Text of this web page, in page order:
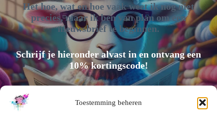
Toestemming beheren
Het hoe, wat en hoe vaak weet ik nog niet
precies, maar ik ben van plan om een
nieuwsbrief te beginnen.
Schrijf je hieronder alvast in en ontvang een
10% kortingscode!